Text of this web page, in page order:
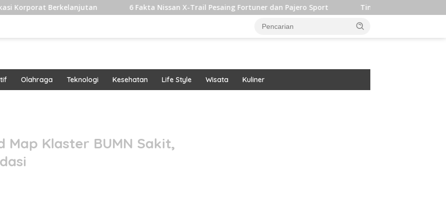
6 Fakta Nissan X-Trail Pesaing Fortuner dan Pajero Sport Timpilihan Indonesia Langsung Alihkan
Olahraga Teknologi Kesehatan Life Style Wisata Kuliner
Map Klaster BUMN Sakit,